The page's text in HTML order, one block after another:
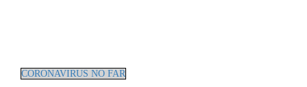
CORONAVIRUS NO FAR